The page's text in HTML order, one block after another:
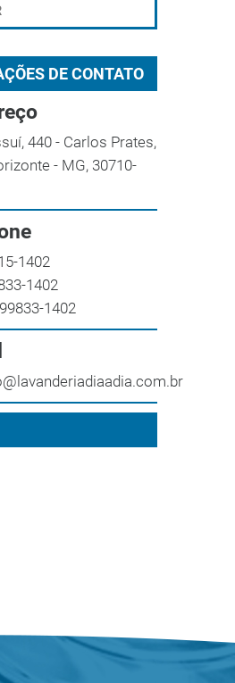
DE CONTATO
440 - Carlos Prates,
- MG, 30710-
1402
1402
1402